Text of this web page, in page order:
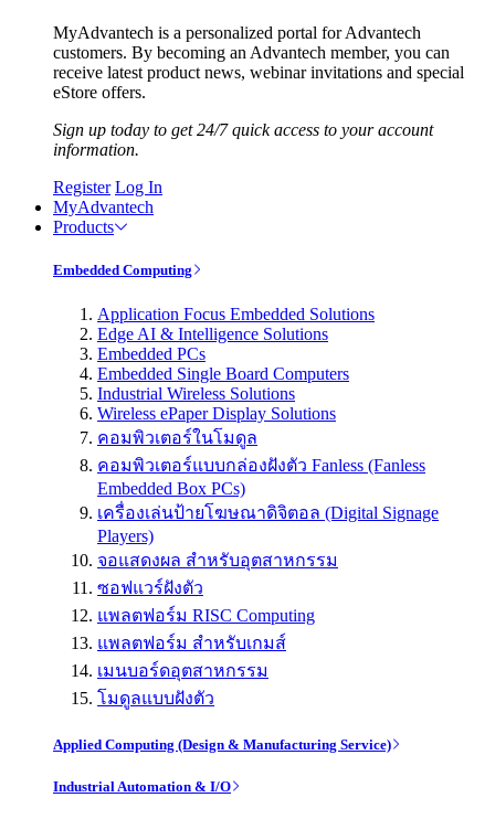
MyAdvantech is a personalized portal for Advantech
customers. By becoming an Advantech member, you can
receive latest product news, webinar invitations and special
eStore offers.
Sign up today to get 24/7 quick access to your account
information.
Register Log In
MyAdvantech
Products
Embedded Computing
Application Focus Embedded Solutions
Edge AI & Intelligence Solutions
Embedded PCs
Embedded Single Board Computers
Industrial Wireless Solutions
Wireless ePaper Display Solutions
คอมพิวเตอร์ในโมดูล
คอมพิวเตอร์แบบกล่องฝังตัว Fanless (Fanless
Embedded Box PCs)
เครื่องเล่นป้ายโฆษณาดิจิตอล (Digital Signage
Players)
จอแสดงผล สำหรับอุตสาหกรรม
ซอฟแวร์ฝังตัว
แพลตฟอร์ม RISC Computing
แพลตฟอร์ม สำหรับเกมส์
เมนบอร์ดอุตสาหกรรม
โมดูลแบบฝังตัว
Applied Computing (Design & Manufacturing Service)
Industrial Automation & I/O